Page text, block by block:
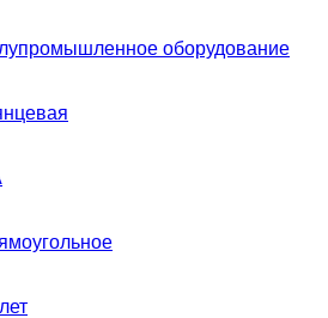
оборудование